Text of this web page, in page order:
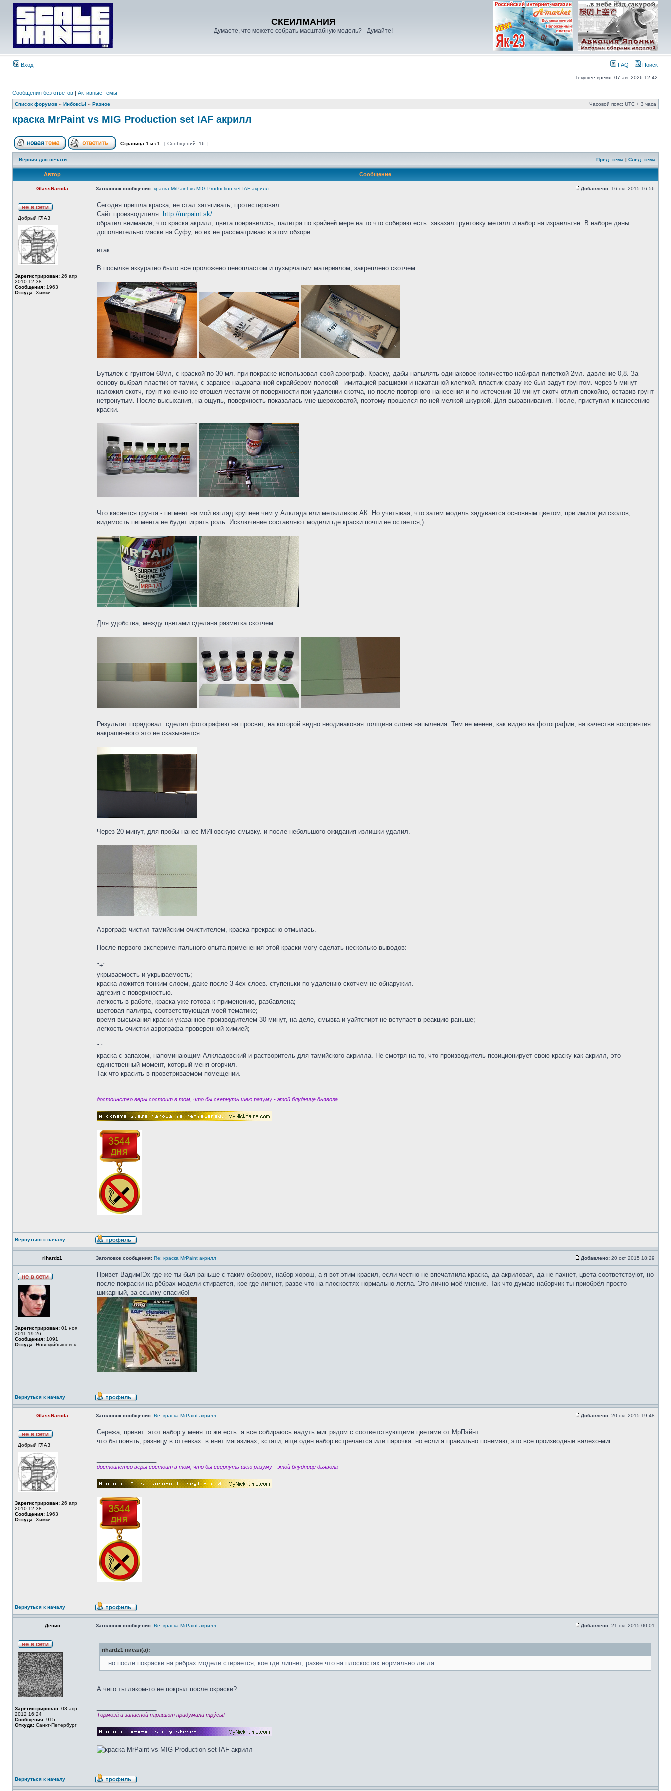
СКЕИЛМАНИЯ
Думаете, что можете собрать масштабную модель? - Думайте!
Вход FAQ Поиск
Текущее время: 07 авг 2026 12:42
Сообщения без ответов | Активные темы
Список форумов » ИнбоксЫ » Разное Часовой пояс: UTC + 3 часа
краска MrPaint vs MIG Production set IAF акрилл
Страница 1 из 1 [ Сообщений: 16 ]
Версия для печати Пред. тема | След. тема
Автор Сообщение
GlassNaroda Заголовок сообщения: краска MrPaint vs MIG Production set IAF акрилл Добавлено: 16 окт 2015 16:56
Добрый ГЛАЗ
Зарегистрирован: 26 апр
2010 12:38
Сообщения: 1963
Откуда: Химки
Сегодня пришла краска, не стал затягивать, протестировал.
Сайт производителя: http://mrpaint.sk/
обратил внимание, что краска акрилл, цвета понравились, палитра по крайней мере на то что собираю есть. заказал грунтовку металл и набор на израильтян. В наборе даны
дополнительно маски на Суфу, но их не рассматриваю в этом обзоре.
итак:
В посылке аккуратно было все проложено пенопластом и пузырчатым материалом, закреплено скотчем.
Бутылек с грунтом 60мл, с краской по 30 мл. при покраске использовал свой аэрограф. Краску, дабы напылять одинаковое количество набирал пипеткой 2мл. давление 0,8. За
основу выбрал пластик от тамии, с заранее нацарапанной скрайбером полосой - имитацией расшивки и накатанной клепкой. пластик сразу же был задут грунтом. через 5 минут
наложил скотч, грунт конечно же отошел местами от поверхности при удалении скотча, но после повторного нанесения и по истечении 10 минут скотч отлип спокойно, оставив грунт
нетронутым. После высыхания, на ощупь, поверхность показалась мне шероховатой, поэтому прошелся по ней мелкой шкуркой. Для выравнивания. После, приступил к нанесению
краски.
Что касается грунта - пигмент на мой взгляд крупнее чем у Алклада или металликов АК. Но учитывая, что затем модель задувается основным цветом, при имитации сколов,
видимость пигмента не будет играть роль. Исключение составляют модели где краски почти не остается;)
Для удобства, между цветами сделана разметка скотчем.
Результат порадовал. сделал фотографию на просвет, на которой видно неодинаковая толщина слоев напыления. Тем не менее, как видно на фотографии, на качестве восприятия
накрашенного это не сказывается.
Через 20 минут, для пробы нанес МИГовскую смывку. и после небольшого ожидания излишки удалил.
Аэрограф чистил тамийским очистителем, краска прекрасно отмылась.
После первого экспериментального опыта применения этой краски могу сделать несколько выводов:
"+"
укрываемость и укрываемость;
краска ложится тонким слоем, даже после 3-4ех слоев. ступеньки по удалению скотчем не обнаружил.
адгезия с поверхностью.
легкость в работе, краска уже готова к применению, разбавлена;
цветовая палитра, соответствующая моей тематике;
время высыхания краски указанное производителем 30 минут, на деле, смывка и уайтспирт не вступает в реакцию раньше;
легкость очистки аэрографа проверенной химией;
"-"
краска с запахом, напоминающим Алкладовский и растворитель для тамийского акрилла. Не смотря на то, что производитель позиционирует свою краску как акрилл, это
единственный момент, который меня огорчил.
Так что красить в проветриваемом помещении.
достоинство веры состоит в том, что бы свернуть шею разуму - этой блуднице дьявола
Вернуться к началу
rihardz1 Заголовок сообщения: Re: краска MrPaint акрилл Добавлено: 20 окт 2015 18:29
Зарегистрирован: 01 ноя
2011 19:26
Сообщения: 1091
Откуда: Новокуйбышевск
Привет Вадим!Эх где же ты был раньше с таким обзором, набор хорош, а я вот этим красил, если честно не впечатлила краска, да акриловая, да не пахнет, цвета соответствуют, но
после покраски на рёбрах модели стирается, кое где липнет, разве что на плоскостях нормально легла. Это лично моё мнение. Так что думаю наборчик ты приобрёл просто
шикарный, за ссылку спасибо!
Вернуться к началу
GlassNaroda Заголовок сообщения: Re: краска MrPaint акрилл Добавлено: 20 окт 2015 19:48
Добрый ГЛАЗ
Зарегистрирован: 26 апр
2010 12:38
Сообщения: 1963
Откуда: Химки
Сережа, привет. этот набор у меня то же есть. я все собираюсь надуть миг рядом с соответствующими цветами от МрПэйнт.
что бы понять, разницу в оттенках. в инет магазинах, кстати, еще один набор встречается или парочка. но если я правильно понимаю, это все производные валехо-миг.
достоинство веры состоит в том, что бы свернуть шею разуму - этой блуднице дьявола
Вернуться к началу
Денис Заголовок сообщения: Re: краска MrPaint акрилл Добавлено: 21 окт 2015 00:01
Зарегистрирован: 03 апр
2012 16:24
Сообщения: 915
Откуда: Санкт-Петербург
rihardz1 писал(а):
...но после покраски на рёбрах модели стирается, кое где липнет, разве что на плоскостях нормально легла...
А чего ты лаком-то не покрыл после окраски?
Тормозá и запасной парашют придумали трýсы!
Вернуться к началу